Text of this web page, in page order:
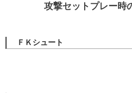
攻撃セットプレー時
ＦＫシュート